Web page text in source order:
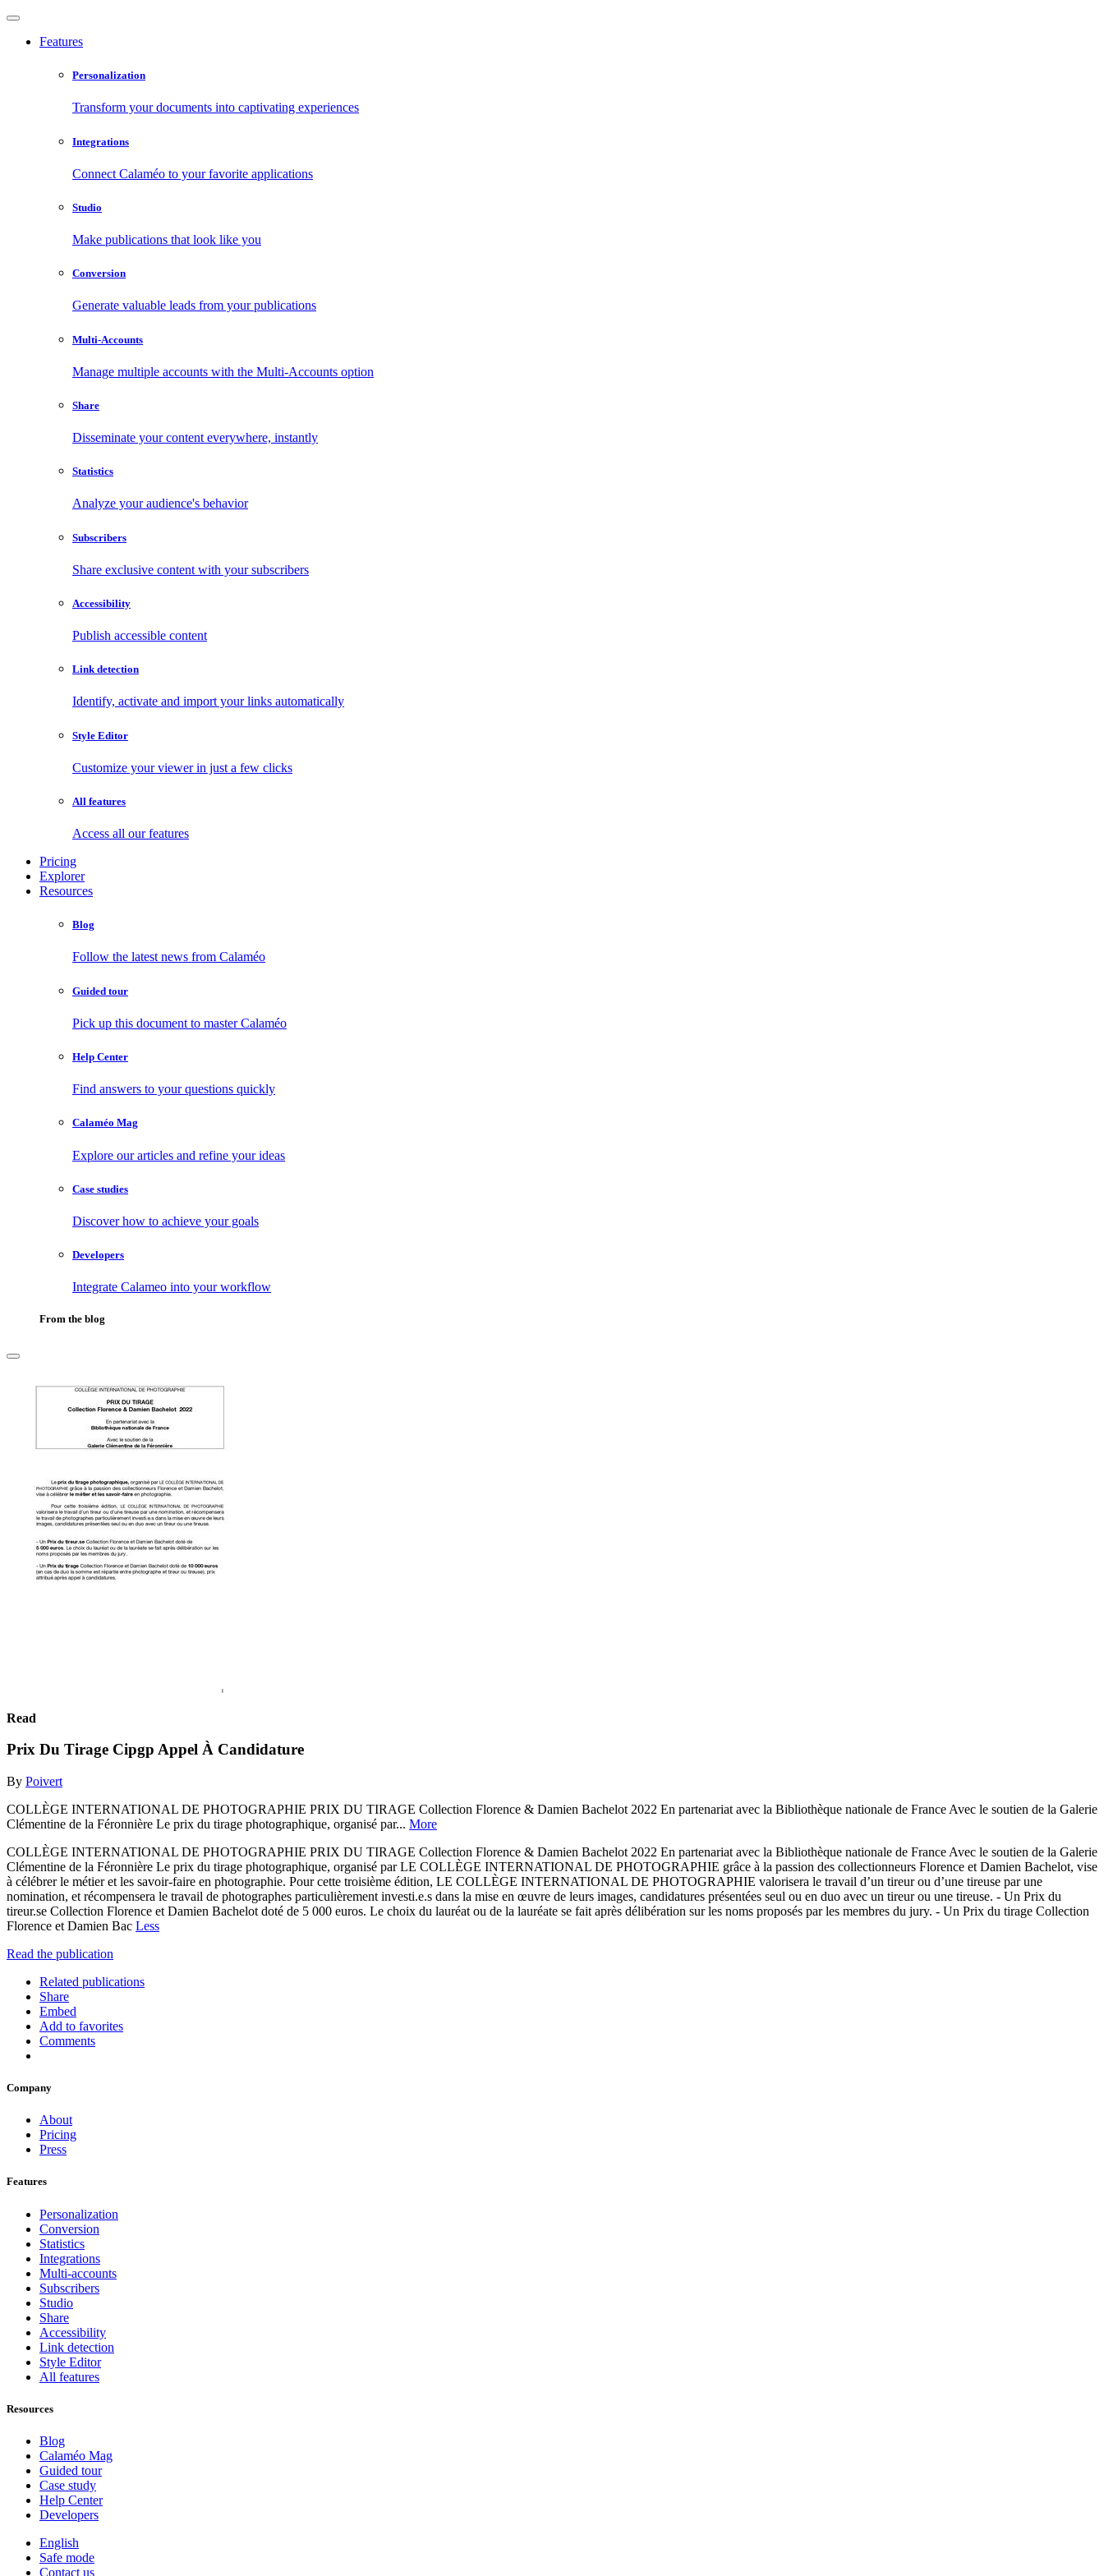
Features
Personalization
Transform your documents into captivating experiences
Integrations
Connect Calaméo to your favorite applications
Studio
Make publications that look like you
Conversion
Generate valuable leads from your publications
Multi-Accounts
Manage multiple accounts with the Multi-Accounts option
Share
Disseminate your content everywhere, instantly
Statistics
Analyze your audience's behavior
Subscribers
Share exclusive content with your subscribers
Accessibility
Publish accessible content
Link detection
Identify, activate and import your links automatically
Style Editor
Customize your viewer in just a few clicks
All features
Access all our features
Pricing
Explorer
Resources
Blog
Follow the latest news from Calaméo
Guided tour
Pick up this document to master Calaméo
Help Center
Find answers to your questions quickly
Calaméo Mag
Explore our articles and refine your ideas
Case studies
Discover how to achieve your goals
Developers
Integrate Calameo into your workflow
From the blog
Read
Prix Du Tirage Cipgp Appel À Candidature
By Poivert
COLLÈGE INTERNATIONAL DE PHOTOGRAPHIE PRIX DU TIRAGE Collection Florence & Damien Bachelot 2022 En partenariat avec la Bibliothèque nationale de France Avec le soutien de la Galerie
Clémentine de la Féronnière Le prix du tirage photographique, organisé par... More
COLLÈGE INTERNATIONAL DE PHOTOGRAPHIE PRIX DU TIRAGE Collection Florence & Damien Bachelot 2022 En partenariat avec la Bibliothèque nationale de France Avec le soutien de la Galerie
Clémentine de la Féronnière Le prix du tirage photographique, organisé par LE COLLÈGE INTERNATIONAL DE PHOTOGRAPHIE grâce à la passion des collectionneurs Florence et Damien Bachelot, vise
à célébrer le métier et les savoir-faire en photographie. Pour cette troisième édition, LE COLLÈGE INTERNATIONAL DE PHOTOGRAPHIE valorisera le travail d’un tireur ou d’une tireuse par une
nomination, et récompensera le travail de photographes particulièrement investi.e.s dans la mise en œuvre de leurs images, candidatures présentées seul ou en duo avec un tireur ou une tireuse. - Un Prix du
tireur.se Collection Florence et Damien Bachelot doté de 5 000 euros. Le choix du lauréat ou de la lauréate se fait après délibération sur les noms proposés par les membres du jury. - Un Prix du tirage Collection
Florence et Damien Bac Less
Read the publication
Related publications
Share
Embed
Add to favorites
Comments
Company
About
Pricing
Press
Features
Personalization
Conversion
Statistics
Integrations
Multi-accounts
Subscribers
Studio
Share
Accessibility
Link detection
Style Editor
All features
Resources
Blog
Calaméo Mag
Guided tour
Case study
Help Center
Developers
English
Safe mode
Contact us